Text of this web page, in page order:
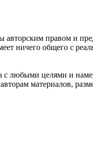
правом и
ничего общего с
с любыми целями и
материалов,